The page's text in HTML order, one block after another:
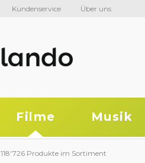
Kundenservice Über uns
Filme Musik
118'726 Produkte im Sortiment